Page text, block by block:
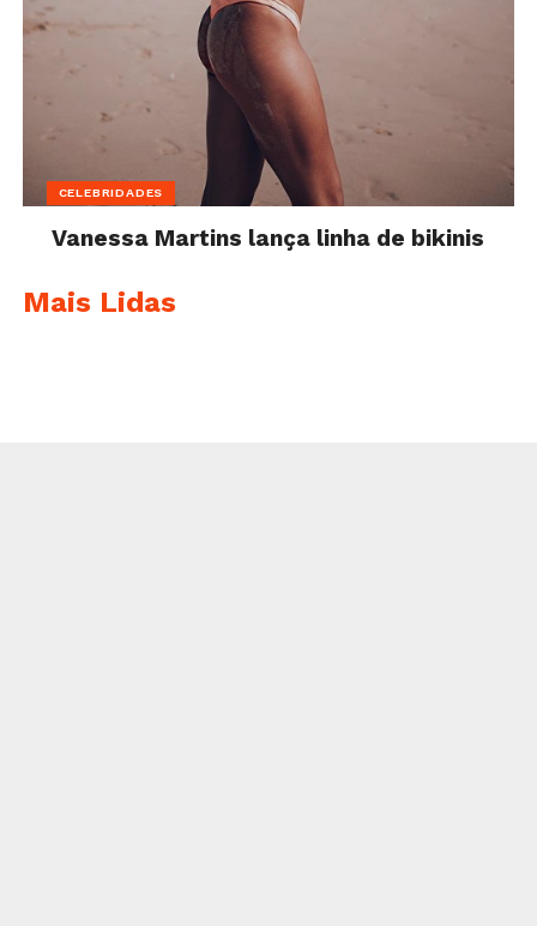
CELEBRIDADES
Vanessa Martins lança linha de bikinis
Mais Lidas